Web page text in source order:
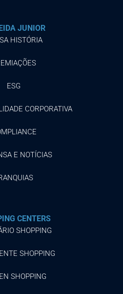
JUNIOR
HISTÓRIA
ESG
CORPORATIVA
E NOTÍCIAS
CENTERS
SHOPPING
SHOPPING
SHOPPING